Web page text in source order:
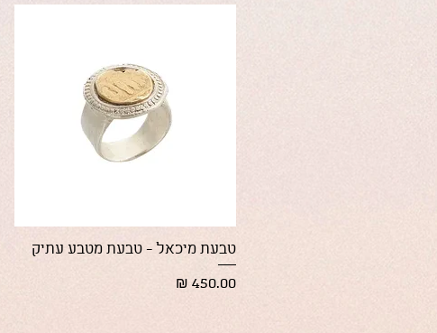
תצוגה מהירה
טבעת מיכאל - טבעת מטבע עתיק
מחיר